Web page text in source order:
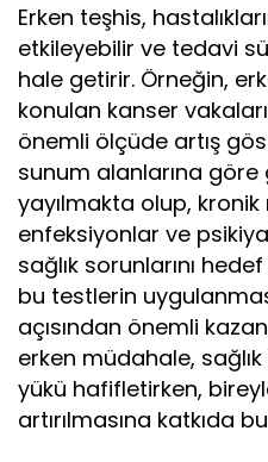
Erken teşhis,
etkileyebilir ve tedavi
hale getirir. Örneğin,
konulan kanser
önemli ölçüde artış
sunum alanlarına
yayılmakta olup, kronik
enfeksiyonlar ve
sağlık sorunlarını
bu testlerin
açısından önemli
erken müdahale,
yükü hafifletirken,
artırılmasına katkıda